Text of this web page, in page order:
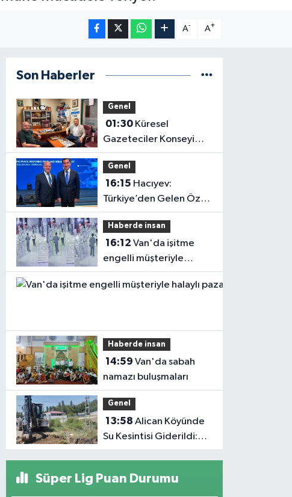
A- A+
Son Haberler
Genel
01:30Küresel
Gazeteciler Konseyi
Başkanı Mehmet Ali
Dim’den Gazetemize
Ziyaret
Genel
16:15
Türkiye’den Gelen Öz
Evine Gelir
Haberde insan
16:12
engelli müşteriyle
halaylı pazarlık
gülümsetti
Haberde insan
14:59
namazı buluşmaları
Genel
13:58
Su Kesintisi Giderildi:
Ekipler Anında
Süper Lig Puan Durumu